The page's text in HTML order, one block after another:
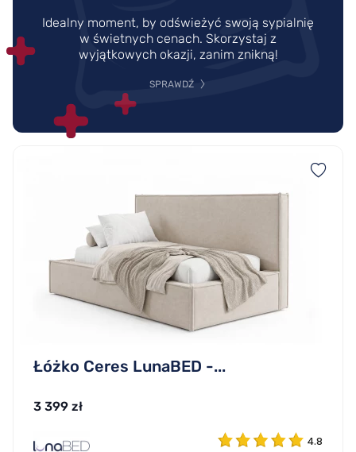
Idealny moment, by odświeżyć swoją sypialnię
w świetnych cenach. Skorzystaj z
wyjątkowych okazji, zanim znikną!
SPRAWDŹ
Łóżko Ceres LunaBED -...
3 399 zł
4.8